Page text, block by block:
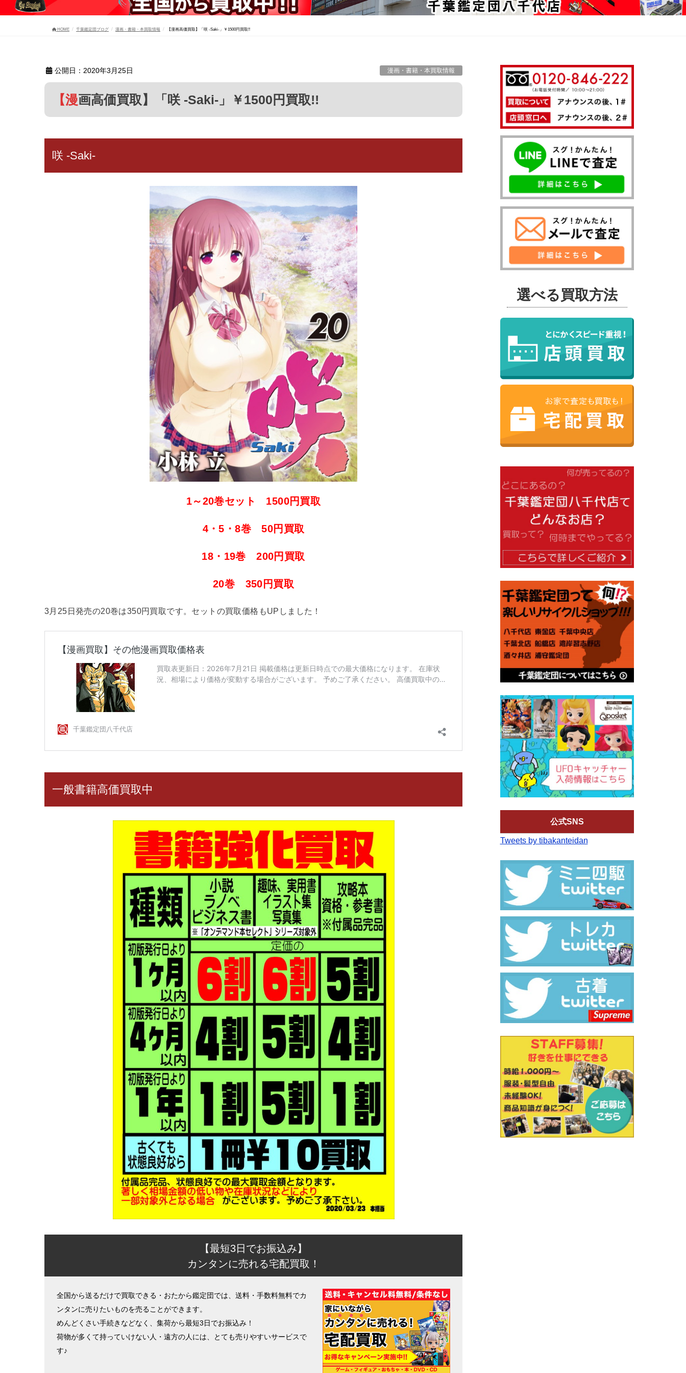
HOME 千葉鑑定団ブログ 漫画・書籍・本買取情報 【漫画高価買取】「咲 -Saki-」￥1500円買取!!
公開日：2020年3月25日 漫画・書籍・本買取情報
【漫画高価買取】「咲 -Saki-」￥1500円買取!!
咲 -Saki-
1～20巻セット 1500円買取
4・5・8巻 50円買取
18・19巻 200円買取
20巻 350円買取
3月25日発売の20巻は350円買取です。セットの買取価格もUPしました！
一般書籍高価買取中
【最短3日でお振込み】
カンタンに売れる宅配買取！
全国から送るだけで買取できる・おたから鑑定団では、送料・手数料無料でカ
ンタンに売りたいものを売ることができます。
めんどくさい手続きなどなく、集荷から最短3日でお振込み！
荷物が多くて持っていけない人・遠方の人には、とても売りやすいサービスで
す♪
選べる買取方法
公式SNS
Tweets by tibakanteidan